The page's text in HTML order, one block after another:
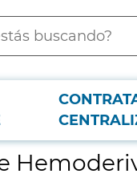
el Hospital Universitario